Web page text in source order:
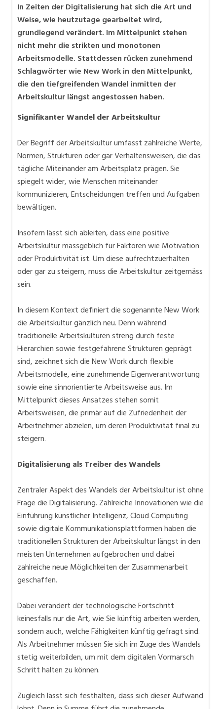
In Zeiten der Digitalisierung hat sich die Art und
Weise, wie heutzutage gearbeitet wird,
grundlegend verändert. Im Mittelpunkt stehen
nicht mehr die strikten und monotonen
Arbeitsmodelle. Stattdessen rücken zunehmend
Schlagwörter wie New Work in den Mittelpunkt,
die den tiefgreifenden Wandel inmitten der
Arbeitskultur längst angestossen haben.
Signifikanter Wandel der Arbeitskultur
Der Begriff der Arbeitskultur umfasst zahlreiche Werte,
Normen, Strukturen oder gar Verhaltensweisen, die das
tägliche Miteinander am Arbeitsplatz prägen. Sie
spiegelt wider, wie Menschen miteinander
kommunizieren, Entscheidungen treffen und Aufgaben
bewältigen.
Insofern lässt sich ableiten, dass eine positive
Arbeitskultur massgeblich für Faktoren wie Motivation
oder Produktivität ist. Um diese aufrechtzuerhalten
oder gar zu steigern, muss die Arbeitskultur zeitgemäss
sein.
In diesem Kontext definiert die sogenannte New Work
die Arbeitskultur gänzlich neu. Denn während
traditionelle Arbeitskulturen streng durch feste
Hierarchien sowie festgefahrene Strukturen geprägt
sind, zeichnet sich die New Work durch flexible
Arbeitsmodelle, eine zunehmende Eigenverantwortung
sowie eine sinnorientierte Arbeitsweise aus. Im
Mittelpunkt dieses Ansatzes stehen somit
Arbeitsweisen, die primär auf die Zufriedenheit der
Arbeitnehmer abzielen, um deren Produktivität final zu
steigern.
Digitalisierung als Treiber des Wandels
Zentraler Aspekt des Wandels der Arbeitskultur ist ohne
Frage die Digitalisierung. Zahlreiche Innovationen wie die
Einführung künstlicher Intelligenz, Cloud Computing
sowie digitale Kommunikationsplattformen haben die
traditionellen Strukturen der Arbeitskultur längst in den
meisten Unternehmen aufgebrochen und dabei
zahlreiche neue Möglichkeiten der Zusammenarbeit
geschaffen.
Dabei verändert der technologische Fortschritt
keinesfalls nur die Art, wie Sie künftig arbeiten werden,
sondern auch, welche Fähigkeiten künftig gefragt sind.
Als Arbeitnehmer müssen Sie sich im Zuge des Wandels
stetig weiterbilden, um mit dem digitalen Vormarsch
Schritt halten zu können.
Zugleich lässt sich festhalten, dass sich dieser Aufwand